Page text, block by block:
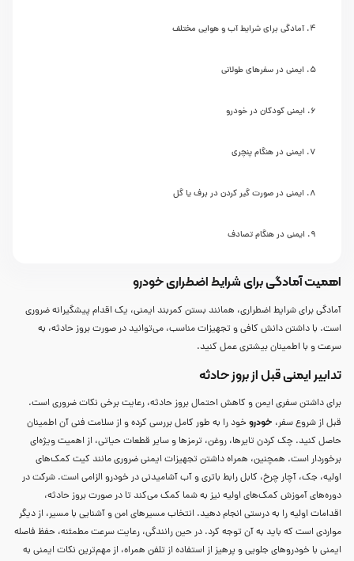
آمادگی برای شرایط آب و هوایی مختلف
ایمنی در سفرهای طولانی
ایمنی کودکان در خودرو
ایمنی در هنگام پنچری
ایمنی در صورت گیر کردن در برف یا گل
ایمنی در هنگام تصادف
اهمیت آمادگی برای شرایط اضطراری خودرو
آمادگی برای شرایط اضطراری، همانند بستن کمربند ایمنی، یک اقدام پیشگیرانه ضروری
است. با داشتن دانش کافی و تجهیزات مناسب، می‌توانید در صورت بروز حادثه، به
سرعت و با اطمینان بیشتری عمل کنید.
تدابیر ایمنی قبل از بروز حادثه
برای داشتن سفری ایمن و کاهش احتمال بروز حادثه، رعایت برخی نکات ضروری است.
قبل از شروع سفر، خودرو خود را به طور کامل بررسی کرده و از سلامت فنی آن اطمینان
حاصل کنید. چک کردن تایرها، روغن، ترمزها و سایر قطعات حیاتی، از اهمیت ویژه‌ای
برخوردار است. همچنین، همراه داشتن تجهیزات ایمنی ضروری مانند کیت کمک‌های
اولیه، جک، آچار چرخ، کابل رابط باتری و آب آشامیدنی در خودرو الزامی است. شرکت در
دوره‌های آموزش کمک‌های اولیه نیز به شما کمک می‌کند تا در صورت بروز حادثه،
اقدامات اولیه را به درستی انجام دهید. انتخاب مسیرهای امن و آشنایی با مسیر، از دیگر
مواردی است که باید به آن توجه کرد. در حین رانندگی، رعایت سرعت مطمئنه، حفظ فاصله
ایمنی با خودروهای جلویی و پرهیز از استفاده از تلفن همراه، از مهم‌ترین نکات ایمنی به